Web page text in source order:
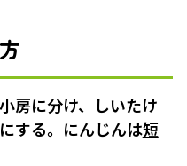
房に分け、しいたけ
する。にんじんは短